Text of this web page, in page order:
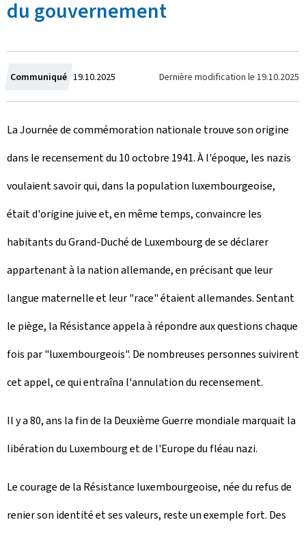
du gouvernement
Communiqué C
r
é
e
l
e
19.10.2025 Dernière modification le 19.10.2025
La Journée de commémoration nationale trouve son origine
dans le recensement du 10 octobre 1941. À l'époque, les nazis
voulaient savoir qui, dans la population luxembourgeoise,
était d'origine juive et, en même temps, convaincre les
habitants du Grand-Duché de Luxembourg de se déclarer
appartenant à la nation allemande, en précisant que leur
langue maternelle et leur "race" étaient allemandes. Sentant
le piège, la Résistance appela à répondre aux questions chaque
fois par "luxembourgeois". De nombreuses personnes suivirent
cet appel, ce qui entraîna l'annulation du recensement.
Il y a 80, ans la fin de la Deuxième Guerre mondiale marquait la
libération du Luxembourg et de l'Europe du fléau nazi.
Le courage de la Résistance luxembourgeoise, née du refus de
renier son identité et ses valeurs, reste un exemple fort. Des